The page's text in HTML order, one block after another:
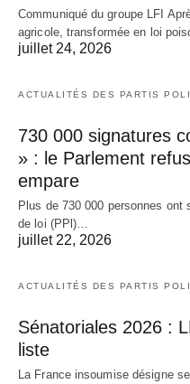
Communiqué du groupe LFI
agricole, transformée en loi
juillet 24, 2026
ACTUALITÉS DES PARTIS
730 000 signatures
» : le Parlement
empare
Plus de 730 000 personnes ont
de loi (PPl)…
juillet 22, 2026
ACTUALITÉS DES PARTIS
Sénatoriales 2026 :
liste
La France insoumise désigne